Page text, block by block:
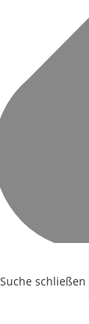
Suche schließen